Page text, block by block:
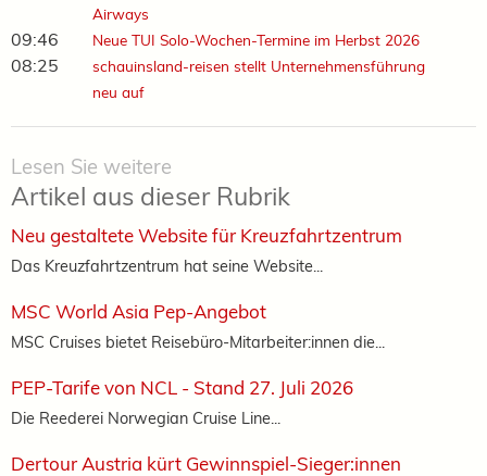
Airways
09:46 Neue TUI Solo-Wochen-Termine im Herbst 2026
08:25
schauinsland-reisen stellt Unternehmensführung
neu auf
Lesen Sie weitere
Artikel aus dieser Rubrik
Neu gestaltete Website für Kreuzfahrtzentrum
Das Kreuzfahrtzentrum hat seine Website...
MSC World Asia Pep-Angebot
MSC Cruises bietet Reisebüro-Mitarbeiter:innen die...
PEP-Tarife von NCL - Stand 27. Juli 2026
Die Reederei Norwegian Cruise Line...
Dertour Austria kürt Gewinnspiel-Sieger:innen